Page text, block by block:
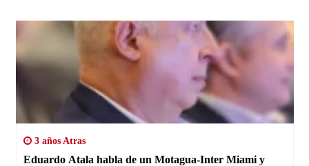
3 años Atras
Eduardo Atala habla de un Motagua-Inter Miami y